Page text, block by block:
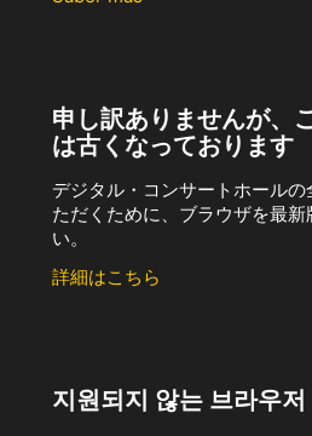
申し訳ありませんが、
は古くなっております
デジタル・コンサートホール
ただくために、ブラウザを最新
い。
詳細はこちら
지원되지 않는 브라우